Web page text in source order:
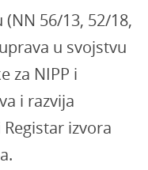
56/13, 52/18,
u svojstvu
za NIPP i
i razvija
izvora